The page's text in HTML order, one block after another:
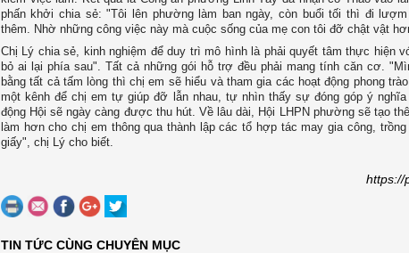
phấn khởi chia sẻ: "Tôi lên phường làm ban ngày, còn buổi tối thì đi
thêm. Nhờ những công việc này mà cuộc sống của mẹ con tôi đỡ chật vật
Chị Lý chia sẻ, kinh nghiệm để duy trì mô hình là phải quyết tâm thực hiện
bỏ ai lại phía sau". Tất cả những gói hỗ trợ đều phải mang tính căn cơ.
bằng tất cả tấm lòng thì chị em sẽ hiểu và tham gia các hoạt động phong
một kênh để chị em tự giúp đỡ lẫn nhau, tự nhìn thấy sự đóng góp ý
động Hội sẽ ngày càng được thu hút. Về lâu dài, Hội LHPN phường sẽ tạo
làm hơn cho chị em thông qua thành lập các tổ hợp tác may gia công,
giấy", chị Lý cho biết.
https://
TIN TỨC CÙNG CHUYÊN MỤC